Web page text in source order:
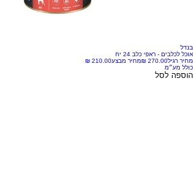
בנדל
אוכל לכלבים - ראפי כלב 24 יח
מחיר רגיל
מחיר מבצע
כולל מע״מ
הוספה לסל